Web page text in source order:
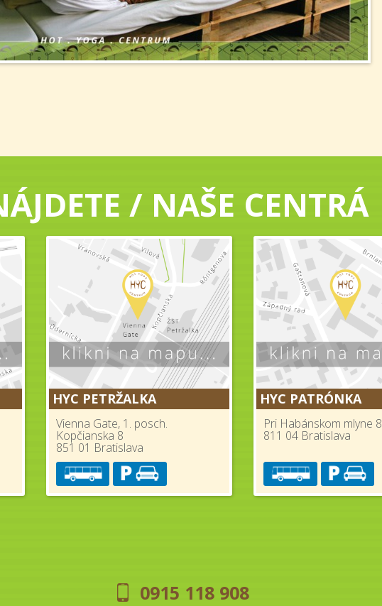
/ NAŠE CENTRÁ
HYC PETRŽALKA
Vienna Gate, 1. posch.
Kopčianska 8
851 01 Bratislava
HYC PATRÓNKA
Pri Habánskom mlyne 8
811 04 Bratislava
0915 118 908